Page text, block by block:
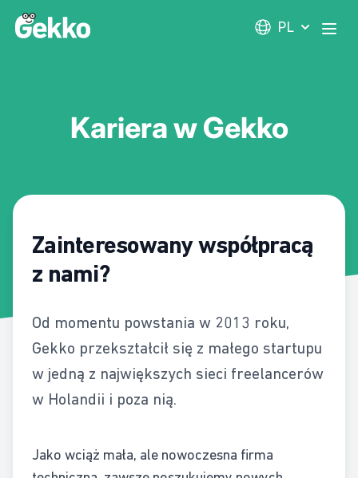
Gekko PL
Kariera w Gekko
Zainteresowany współpracą
z nami?
Od momentu powstania w 2013 roku,
Gekko przekształcił się z małego startupu
w jedną z największych sieci freelancerów
w Holandii i poza nią.
Jako wciąż mała, ale nowoczesna firma